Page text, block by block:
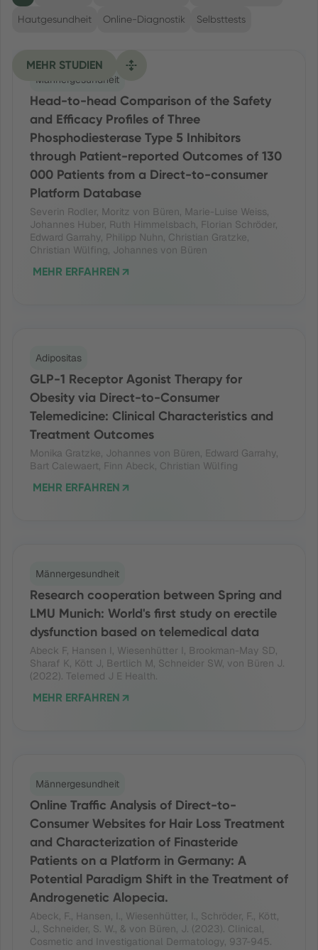
Hautgesundheit Online-Diagnostik Selbsttests
Männergesundheit
Head-to-head Comparison of the Safety
and Efficacy Profiles of Three
Phosphodiesterase Type 5 Inhibitors
through Patient-reported Outcomes of 130
000 Patients from a Direct-to-consumer
Platform Database
Severin Rodler, Moritz von Büren, Marie-Luise Weiss,
Johannes Huber, Ruth Himmelsbach, Florian Schröder,
Edward Garrahy, Philipp Nuhn, Christian Gratzke,
Christian Wülfing, Johannes von Büren
MEHR ERFAHREN
Adipositas
GLP-1 Receptor Agonist Therapy for
Obesity via Direct-to-Consumer
Telemedicine: Clinical Characteristics and
Treatment Outcomes
Monika Gratzke, Johannes von Büren, Edward Garrahy,
Bart Calewaert, Finn Abeck, Christian Wülfing
MEHR ERFAHREN
Männergesundheit
Research cooperation between Spring and
LMU Munich: World's first study on erectile
dysfunction based on telemedical data
Abeck F, Hansen I, Wiesenhütter I, Brookman-May SD,
Sharaf K, Kött J, Bertlich M, Schneider SW, von Büren J.
(2022). Telemed J E Health.
MEHR ERFAHREN
Männergesundheit
Online Traffic Analysis of Direct-to-
Consumer Websites for Hair Loss Treatment
and Characterization of Finasteride
Patients on a Platform in Germany: A
Potential Paradigm Shift in the Treatment of
Androgenetic Alopecia.
Abeck, F., Hansen, I., Wiesenhütter, I., Schröder, F., Kött,
J., Schneider, S. W., & von Büren, J. (2023). Clinical,
Cosmetic and Investigational Dermatology, 937-945.
MEHR STUDIEN